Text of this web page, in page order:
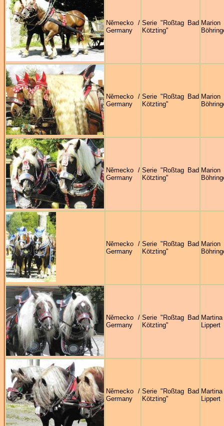
Německo /
Germany
Serie "Roßtag Bad
Kötzting"
Marion
Německo /
Germany
Serie "Roßtag Bad
Kötzting"
Marion
Německo /
Germany
Serie "Roßtag Bad
Kötzting"
Marion
Německo /
Germany
Serie "Roßtag Bad
Kötzting"
Marion
Německo /
Germany
Serie "Roßtag Bad
Kötzting"
Martina
Lippert
Německo /
Germany
Serie "Roßtag Bad
Kötzting"
Martina
Lippert